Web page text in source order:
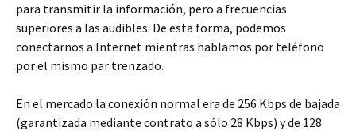
para transmitir la información, pero a frecuencias
superiores a las audibles. De esta forma, podemos
conectarnos a Internet mientras hablamos por teléfono
por el mismo par trenzado.
En el mercado la conexión normal era de 256 Kbps de bajada
(garantizada mediante contrato a sólo 28 Kbps) y de 128